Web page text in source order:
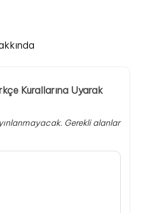
Kurallarına Uyarak
Gerekli alanlar